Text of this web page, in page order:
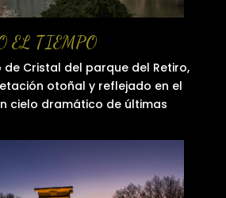
EL TIEMPO
de Cristal del parque del Retiro,
otoñal y reflejado en el
cielo dramático de últimas